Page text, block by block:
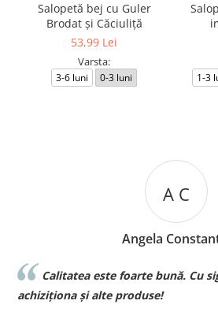
Salopetă bej cu Guler
Brodat și Căciuliță
53,99 Lei
Varsta:
3-6 luni 0-3 luni 1-3
A C
Angela
Calitatea este foarte bună. Cu
achiziționa și alte produse!